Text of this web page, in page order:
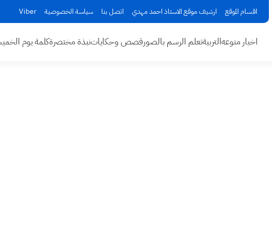
اقسام الموقع ارشيف موقع الاستاذ احمد مهدي اتصل بنا سياسة الخصوصية Viber
اخبار منوعهالتربيةتعلم الرسم بالصورقصص وحكاياتنبذة مختصرةكلمة يوم